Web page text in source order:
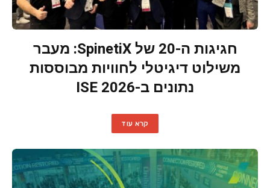
חגיגות ה-20 של SpinetiX: מעבר
משילוט דיגיטלי לחוויות מבוססות
נתונים ב-ISE 2026
קרא עוד